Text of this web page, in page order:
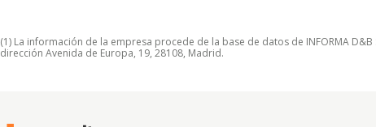
(1) La información de la empresa procede de la base de datos de INFORMA
dirección Avenida de Europa, 19, 28108, Madrid.